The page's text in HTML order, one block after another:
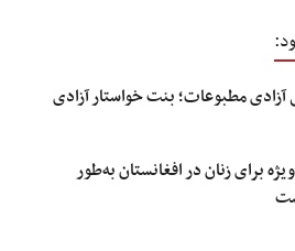
مطبوعات؛ بنت خواستار آزادی
برای زنان در افغانستان به‌طور